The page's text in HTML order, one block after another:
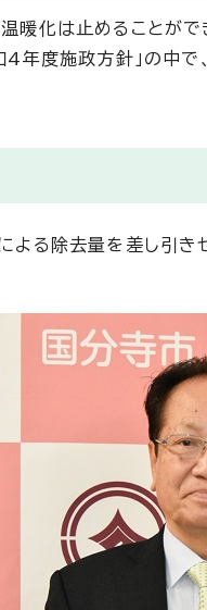
暖化は止めることが
4年度施政方針」の中
る除去量を差し引き